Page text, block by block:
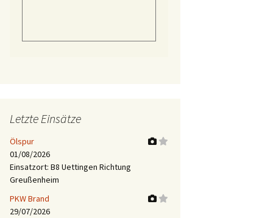
Letzte Einsätze
Ölspur
01/08/2026
Einsatzort: B8 Uettingen Richtung
Greußenheim
PKW Brand
29/07/2026